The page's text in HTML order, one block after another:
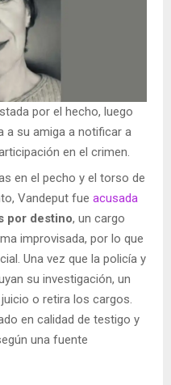
por el hecho, luego
a su amiga a notificar a
en el crimen.
en el pecho y el torso de
Vandeput fue acusada
por destino, un cargo
improvisada, por lo que
Una vez que la policía y
su investigación, un
o retira los cargos.
en calidad de testigo y
una fuente